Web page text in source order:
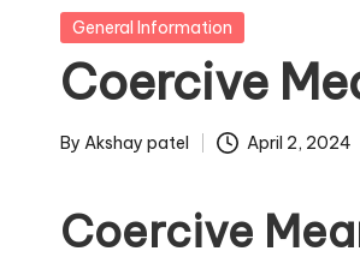
H
el
p
G
u
Sweet
Jankari
Hindi
Posted
General Information
Coercive
Posted
By Akshay patel April 2, 2024
Coercive